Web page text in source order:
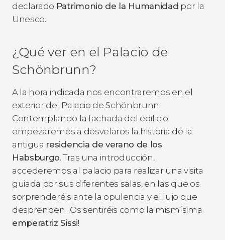
declarado Patrimonio de la Humanidad por la
Unesco.
¿Qué ver en el Palacio de
Schönbrunn?
A la hora indicada nos encontraremos en el
exterior del Palacio de Schönbrunn.
Contemplando la fachada del edificio
empezaremos a desvelaros la historia de la
antigua residencia de verano de los
Habsburgo. Tras una introducción,
accederemos al palacio para realizar una visita
guiada por sus diferentes salas, en las que os
sorprenderéis ante la opulencia y el lujo que
desprenden. ¡Os sentiréis como la mismísima
emperatriz Sissi!